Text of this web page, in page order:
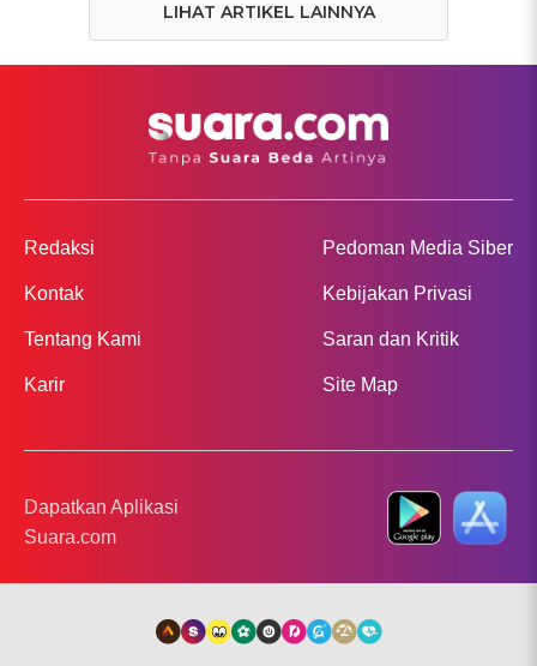
LIHAT ARTIKEL LAINNYA
Redaksi
Kontak
Tentang Kami
Karir
Pedoman Media Siber
Kebijakan Privasi
Saran dan Kritik
Site Map
Dapatkan Aplikasi
Suara.com